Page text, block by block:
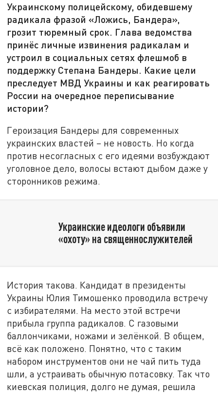
Украинскому полицейскому, обидевшему
радикала фразой «Ложись, Бандера»,
грозит тюремный срок. Глава ведомства
принёс личные извинения радикалам и
устроил в социальных сетях флешмоб в
поддержку Степана Бандеры. Какие цели
преследует МВД Украины и как реагировать
России на очередное переписывание
истории?
Героизация Бандеры для современных
украинских властей – не новость. Но когда
против несогласных с его идеями возбуждают
уголовное дело, волосы встают дыбом даже у
сторонников режима.
Украинские идеологи объявили
«охоту» на священнослужителей
История такова. Кандидат в президенты
Украины Юлия Тимошенко проводила встречу
с избирателями. На место этой встречи
прибыла группа радикалов. С газовыми
баллончиками, ножами и зелёнкой. В общем,
всё как положено. Понятно, что с таким
набором инструментов они не чай пить туда
шли, а устраивать обычную потасовку. Так что
киевская полиция, долго не думая, решила